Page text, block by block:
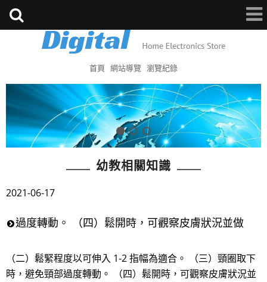
首頁 網站導覽 瀏覽紀錄
幼教相關知識
2021-06-17
過度轉動。 （四）鬆開時，可觀察皮膚狀況並做
（二）鬆緊程度以可伸入 1-2 指幅為適合。 （三）頸圈取下
時，避免頸部過度轉動。 （四）鬆開時，可觀察皮膚狀況並